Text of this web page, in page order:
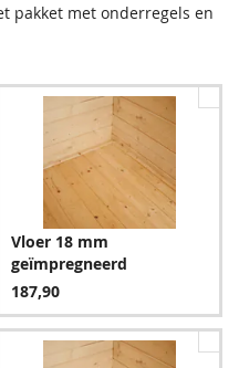
pakket met onderregels en
Vloer 18 mm
geïmpregneerd
187,90